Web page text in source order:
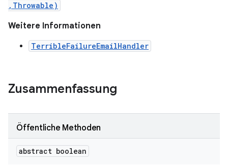
,Throwable)
Weitere Informationen
TerribleFailureEmailHandler
Zusammenfassung
Öffentliche Methoden
abstract boolean